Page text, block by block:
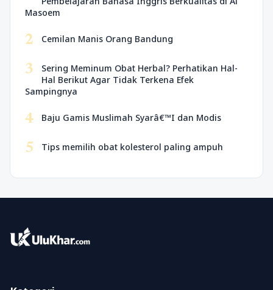
Masoem
2 Cemilan Manis Orang Bandung
3
Sering Meminum Obat Herbal? Perhatikan Hal-
Hal Berikut Agar Tidak Terkena Efek
Sampingnya
4 Baju Gamis Muslimah Syarâ€™I dan Modis
5 Tips memilih obat kolesterol paling ampuh